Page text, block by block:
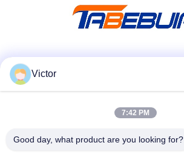
त्वरित संपर्क
टेलीफोन
Victor
7:42 PM
Good day, what product are you looking for?